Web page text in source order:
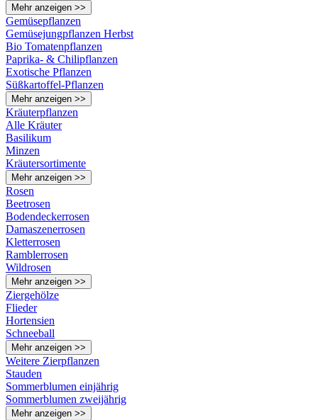
Mehr anzeigen >>
Gemüsepflanzen
Gemüsejungpflanzen Herbst
Bio Tomatenpflanzen
Paprika- & Chilipflanzen
Exotische Pflanzen
Süßkartoffel-Pflanzen
Mehr anzeigen >>
Kräuterpflanzen
Alle Kräuter
Basilikum
Minzen
Kräutersortimente
Mehr anzeigen >>
Rosen
Beetrosen
Bodendeckerrosen
Damaszenerrosen
Kletterrosen
Ramblerrosen
Wildrosen
Mehr anzeigen >>
Ziergehölze
Flieder
Hortensien
Schneeball
Mehr anzeigen >>
Weitere Zierpflanzen
Stauden
Sommerblumen einjährig
Sommerblumen zweijährig
Mehr anzeigen >>